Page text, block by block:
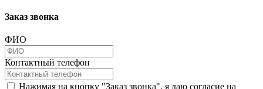
Заказ звонка
ФИО
Контактный телефон
Нажимая на кнопку "Заказ звонка", я даю согласие на